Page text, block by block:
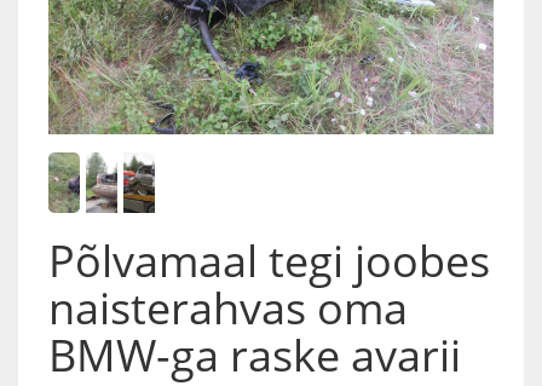
Põlvamaal tegi joobes
naisterahvas oma
BMW-ga raske avarii